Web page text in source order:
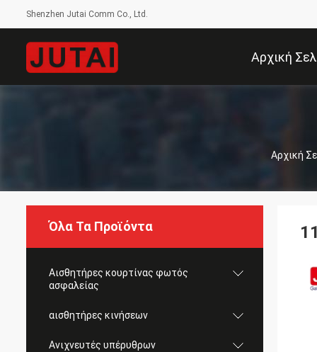
Shenzhen Jutai Comm Co., Ltd.
Αρχική
Αρχική
Όλα Τα Προϊόντα
Αισθητήρες κουρτίνας φωτός
ασφαλείας
αισθητήρες κινήσεων
Ανιχνευτές υπέρυθρων